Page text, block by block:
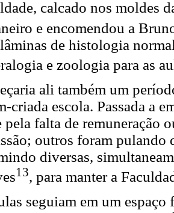
calcado nos moldes
e encomendou a
de histologia
e zoologia para as
ali também um
criada escola. Passada a
pela falta de remuneração
outros foram
diversas,
13, para manter a
seguiam em um